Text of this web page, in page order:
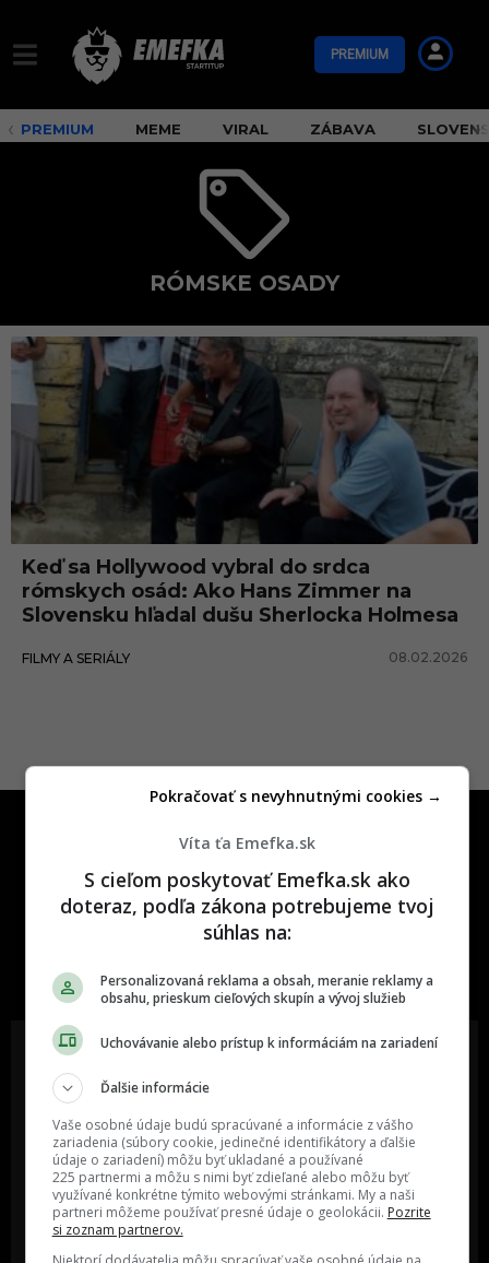
PREMIUM
PREMIUM MEME VIRAL ZÁBAVA
RÓMSKE OSADY
r
m
k
e
o
s
a
d
Keď sa Hollywood vybral do srdca
rómskych osád: Ako Hans Zimmer na
Slovensku hľadal dušu Sherlocka Holmesa
FILMY A SERIÁLY 08.02.2026
One time najzábavnejšie miesto na
najzabávnejšie miesto na svete
Oslov reklamou viac ako milión
ľudí v rôznych vekových
kategóriách a na rôznych
sociálnych sieťach a nakopni svoj
biznis alebo produkt.
MÁM ZÁUJEM O
SPOLUPRÁCU
poznáš niekoho, o kom by sme
mali určite napísať?
POŠLI NÁM TIP NA ČLÁNOK
Víta ťa Emefka.sk
S cieľom poskytovať Emefka.sk ako
doteraz, podľa zákona potrebujeme tvoj
súhlas na:
Personalizovaná reklama a obsah, meranie reklamy a
obsahu, prieskum cieľových skupín a vývoj služieb
Uchovávanie alebo prístup k informáciám na zariadení
Ďalšie informácie
Vaše osobné údaje budú spracúvané a informácie z vášho
zariadenia (súbory cookie, jedinečné identifikátory a ďalšie
údaje o zariadení) môžu byť ukladané a používané
225 partnermi a môžu s nimi byť zdieľané alebo môžu byť
využívané konkrétne týmito webovými stránkami. My a naši
partneri môžeme používať presné údaje o geolokácii. Pozrite
si zoznam partnerov.
Pokračovať s nevyhnutnými cookies →